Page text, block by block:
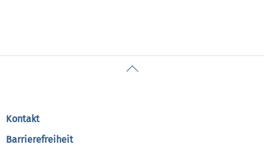
Back
Kontakt
Barrierefreiheit